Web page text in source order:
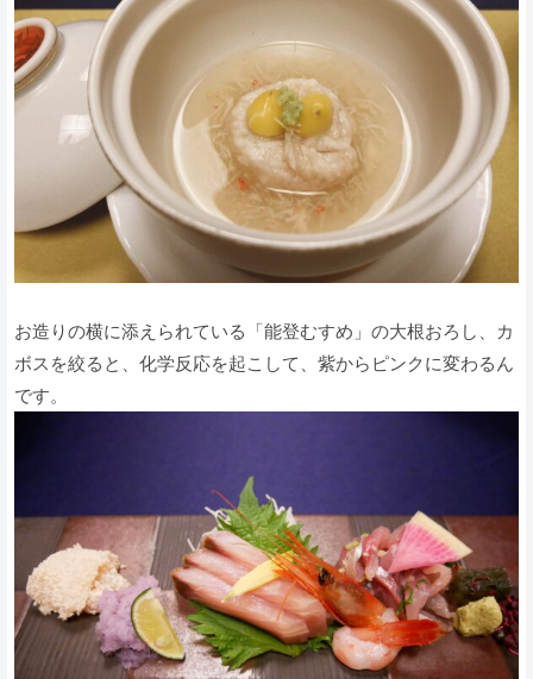
お造りの横に添えられている「能登むすめ」の大根おろし、カ
ボスを絞ると、化学反応を起こして、紫からピンクに変わるん
です。